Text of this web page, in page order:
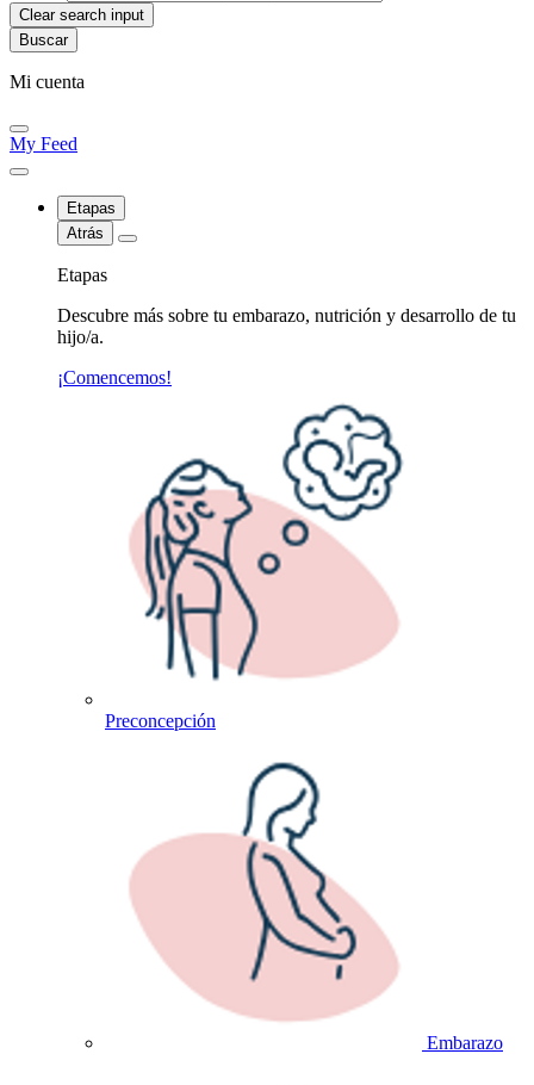
Clear search input
Mi cuenta
My Feed
Etapas
Atrás
Etapas
Descubre más sobre tu embarazo, nutrición y desarrollo de tu
hijo/a.
¡Comencemos!
Preconcepción
Embarazo